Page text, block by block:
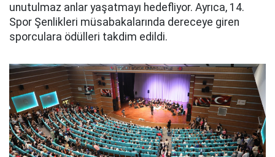
unutulmaz anlar yaşatmayı hedefliyor. Ayrıca, 14.
Spor Şenlikleri müsabakalarında dereceye giren
sporculara ödülleri takdim edildi.